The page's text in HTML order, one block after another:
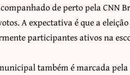
de perto pela CNN
A expectativa é que a
participantes ativos na
também é marcada